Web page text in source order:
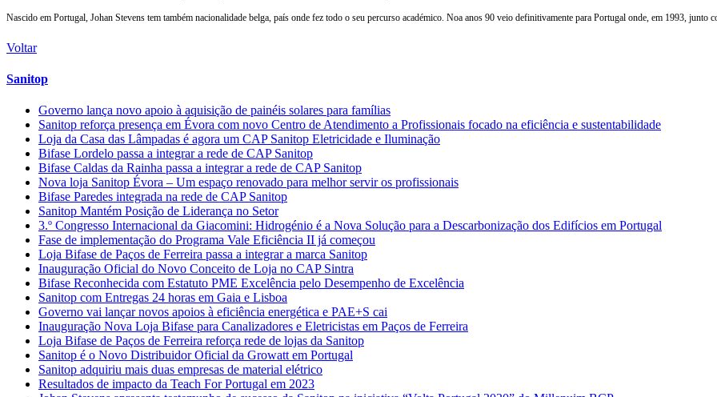
Nascido em Portugal, Johan Stevens tem também nacionalidade belga, país onde fez todo o seu percurso académico. Noa anos 90 veio definitivamente para Portugal onde, em 1993, junto
Voltar
Sanitop
Governo lança novo apoio à aquisição de painéis solares para famílias
Sanitop reforça presença em Évora com novo Centro de Atendimento a Profissionais focado na eficiência e sustentabilidade
Loja da Casa das Lâmpadas é agora um CAP Sanitop Eletricidade e Iluminação
Bifase Lordelo passa a integrar a rede de CAP Sanitop
Bifase Caldas da Rainha passa a integrar a rede de CAP Sanitop
Nova loja Sanitop Évora – Um espaço renovado para melhor servir os profissionais
Bifase Paredes integrada na rede de CAP Sanitop
Sanitop Mantém Posição de Liderança no Setor
3.º Congresso Internacional da Giacomini: Hidrogénio é a Nova Solução para a Descarbonização dos Edifícios em Portugal
Fase de implementação do Programa Vale Eficiência II já começou
Loja Bifase de Paços de Ferreira passa a integrar a marca Sanitop
Inauguração Oficial do Novo Conceito de Loja no CAP Sintra
Bifase Reconhecida com Estatuto PME Excelência pelo Desempenho de Excelência
Sanitop com Entregas 24 horas em Gaia e Lisboa
Governo vai lançar novos apoios à eficiência energética e PAE+S cai
Inauguração Nova Loja Bifase para Canalizadores e Eletricistas em Paços de Ferreira
Loja Bifase de Paços de Ferreira reforça rede de lojas da Sanitop
Sanitop é o Novo Distribuidor Oficial da Growatt em Portugal
Sanitop adquiriu mais duas empresas de material elétrico
Resultados de impacto da Teach For Portugal em 2023